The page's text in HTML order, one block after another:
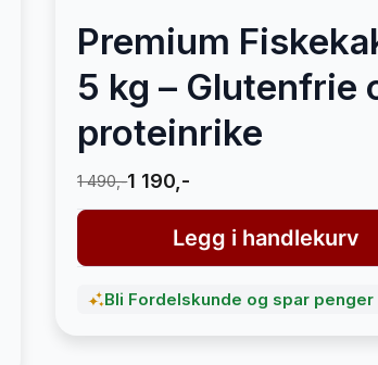
Premium
5 kg – Glutenfrie
proteinrike
1 490,-1 190,-
Legg i handlekurv
Bli Fordelskunde og spar penger